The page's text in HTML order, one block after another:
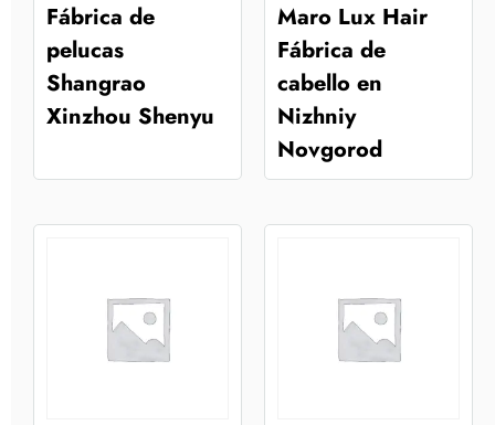
Fábrica de
pelucas
Shangrao
Xinzhou Shenyu
Maro Lux Hair
Fábrica de
cabello en
Nizhniy
Novgorod